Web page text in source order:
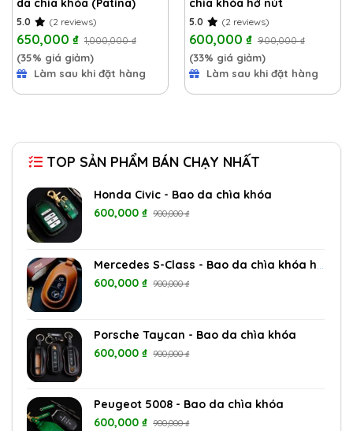
da chìa khóa (Patina)
5.0 (2 reviews)
650,000 ₫ 1,000,000₫
(35% giá giảm)
Làm sau khi đặt hàng
chìa khóa hở nút
5.0 (2 reviews)
600,000 ₫ 900,000₫
(33% giá giảm)
Làm sau khi đặt hàng
TOP SẢN PHẨM BÁN CHẠY NHẤT
Honda Civic - Bao da chìa khóa
600,000₫ 900,000₫
Mercedes S-Class - Bao da chìa khóa hở nút
600,000₫ 900,000₫
Porsche Taycan - Bao da chìa khóa
600,000₫ 900,000₫
Peugeot 5008 - Bao da chìa khóa
600,000₫ 900,000₫